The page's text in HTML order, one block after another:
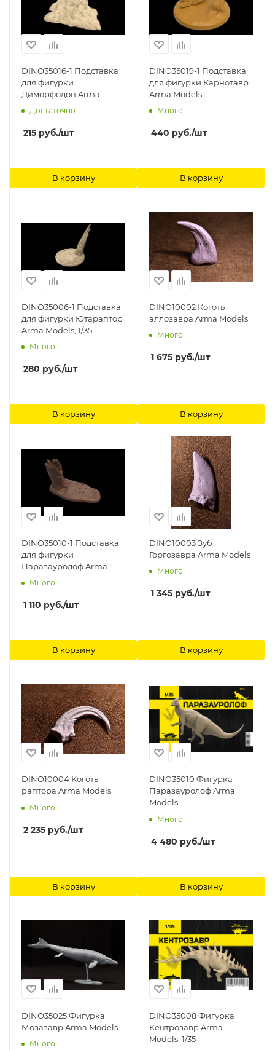
DINO35016-1 Подставка
для фигурки
Диморфодон Arma
Models
Достаточно
215 руб./шт
В корзину
DINO35019-1 Подставка
для фигурки Карнотавр
Arma Models
Много
440 руб./шт
В корзину
DINO35006-1 Подставка
для фигурки Ютараптор
Arma Models, 1/35
Много
280 руб./шт
В корзину
DINO10002 Коготь
аллозавра Arma Models
Много
1 675 руб./шт
В корзину
DINO35010-1 Подставка
для фигурки
Паразауролоф Arma
Models
Много
1 110 руб./шт
В корзину
DINO10003 Зуб
Горгозавра Arma Models
Много
1 345 руб./шт
В корзину
DINO10004 Коготь
раптора Arma Models
Много
2 235 руб./шт
В корзину
DINO35010 Фигурка
Паразауролоф Arma
Models
Много
4 480 руб./шт
В корзину
DINO35025 Фигурка
Мозазавр Arma Models
Много
DINO35008 Фигурка
Кентрозавр Arma
Models, 1/35